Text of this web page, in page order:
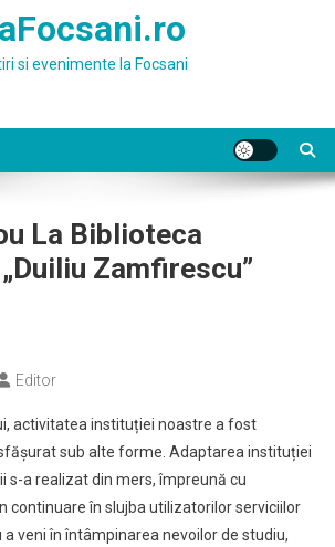
si evenimente la Focsani
La Biblioteca
Zamfirescu”
Editor
activitatea instituției noastre a fost
sub alte forme. Adaptarea instituției
s-a realizat din mers, împreună cu
continuare în slujba utilizatorilor serviciilor
veni în întâmpinarea nevoilor de studiu,